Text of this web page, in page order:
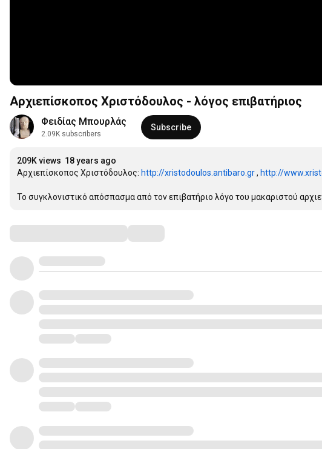
Αρχιεπίσκοπος Χριστόδουλος - λόγος επιβατήριος
Φειδίας Μπουρλάς
2.09K subscribers
Subscribe
209K views 18 years ago
Αρχιεπίσκοπος Χριστόδουλος: http://xristodoulos.antibaro.gr , http://
Το συγκλονιστικό απόσπασμα από τον επιβατήριο λόγο του μακαριστού